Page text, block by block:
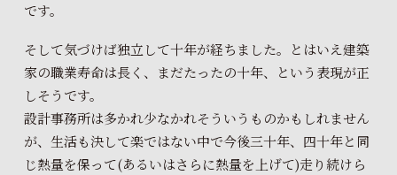
です。
そして気づけば独立して十年が経ちました。とはいえ建築
家の職業寿命は長く、まだたったの十年、という表現が正
しそうです。
設計事務所は多かれ少なかれそういうものかもしれません
が、生活も決して楽ではない中で今後三十年、四十年と同
じ熱量を保って(あるいはさらに熱量を上げて)走り続けら